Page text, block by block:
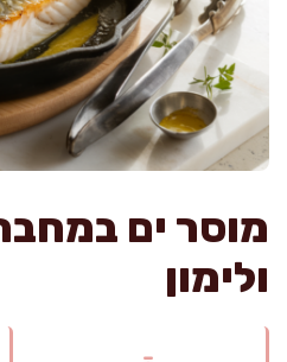
מוסר ים
ולימון